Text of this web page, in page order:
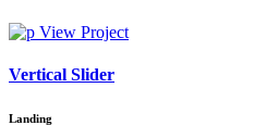
View Project
Vertical Slider
Landing